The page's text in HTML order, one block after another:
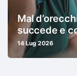
Mal
succede e
14 Lug 2026